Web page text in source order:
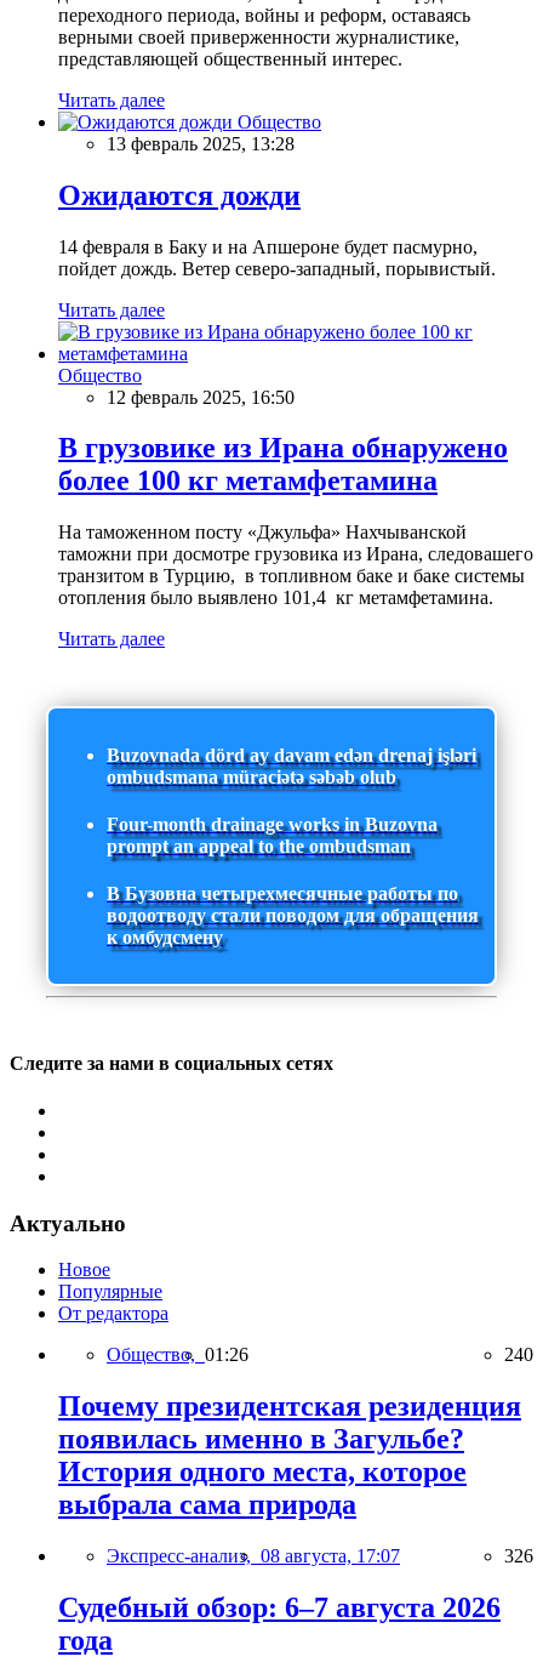
переходного периода, войны и реформ, оставаясь
верными своей приверженности журналистике,
представляющей общественный интерес.
Читать далее
Общество
13 февраль 2025, 13:28
Ожидаются дожди
14 февраля в Баку и на Апшероне будет пасмурно,
пойдет дождь. Ветер северо-западный, порывистый.
Читать далее
Общество
12 февраль 2025, 16:50
В грузовике из Ирана обнаружено
более 100 кг метамфетамина
На таможенном посту «Джульфа» Нахчыванской
таможни при досмотре грузовика из Ирана, следовашего
транзитом в Турцию, в топливном баке и баке системы
отопления было выявлено 101,4 кг метамфетамина.
Читать далее
Buzovnada dörd ay davam edən drenaj işləri
ombudsmana müraciətə səbəb olub
Four-month drainage works in Buzovna
prompt an appeal to the ombudsman
В Бузовна четырехмесячные работы по
водоотводу стали поводом для обращения
к омбудсмену
Следите за нами в социальных сетях
Актуально
Новое
Популярные
От редактора
Общество, 01:26 240
Почему президентская резиденция
появилась именно в Загульбе?
История одного места, которое
выбрала сама природа
Экспресс-анализ, 08 августа, 17:07 326
Судебный обзор: 6–7 августа 2026
года